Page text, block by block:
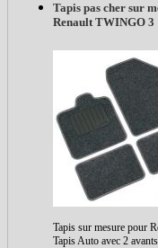
Tapis pas cher sur
Renault TWINGO 3
Tapis sur mesure pour
Tapis Auto avec 2 avants